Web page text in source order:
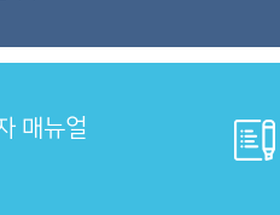
매뉴얼